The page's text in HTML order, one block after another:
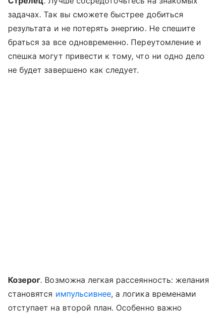
задачах. Так вы сможете быстрее добиться
результата и не потерять энергию. Не спешите
браться за все одновременно. Переутомление и
спешка могут привести к тому, что ни одно дело
не будет завершено как следует.
Козерог. Возможна легкая рассеянность: желания
становятся импульсивнее, а логика временами
отступает на второй план. Особенно важно